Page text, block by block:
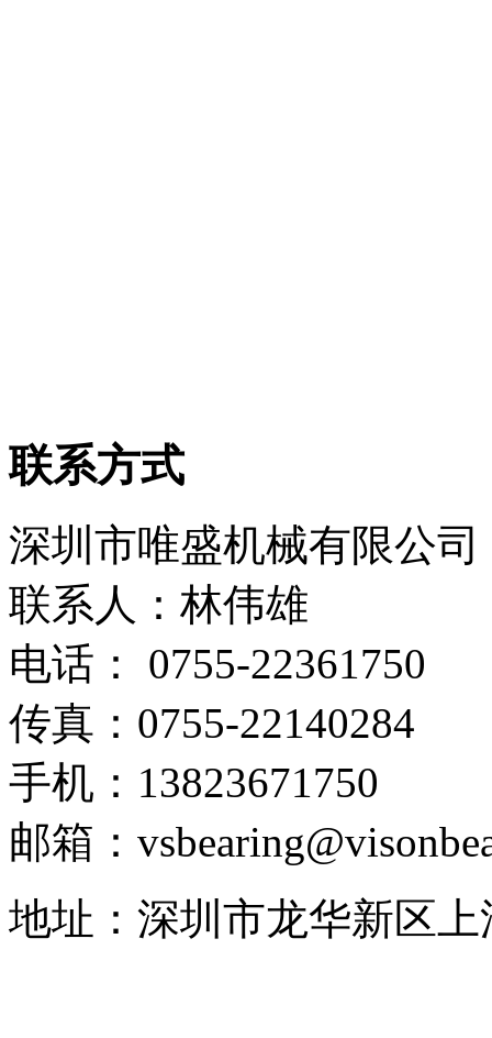
联系方式
深圳市唯盛机械有限公司
联系人：林伟雄
电话： 0755-22361750
传真：0755-22140284
手机：13823671750
邮箱：
地址：深圳市龙华新区